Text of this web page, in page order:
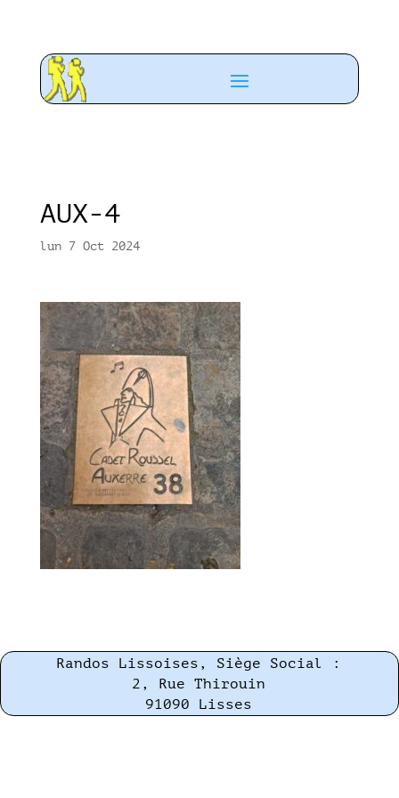
AUX-4
lun 7 Oct 2024
Randos Lissoises, Siège Social :
2, Rue Thirouin
91090 Lisses